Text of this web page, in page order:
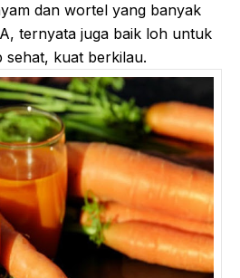
dan wortel yang banyak
ternyata juga baik loh untuk
sehat, kuat berkilau.